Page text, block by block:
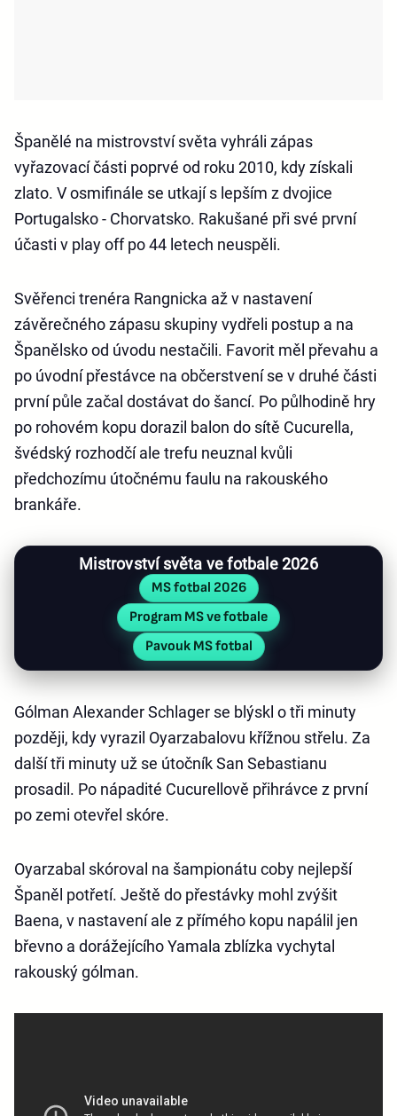
Španělé na mistrovství světa vyhráli zápas
vyřazovací části poprvé od roku 2010, kdy získali
zlato. V osmifinále se utkají s lepším z dvojice
Portugalsko - Chorvatsko. Rakušané při své první
účasti v play off po 44 letech neuspěli.
Svěřenci trenéra Rangnicka až v nastavení
závěrečného zápasu skupiny vydřeli postup a na
Španělsko od úvodu nestačili. Favorit měl převahu a
po úvodní přestávce na občerstvení se v druhé části
první půle začal dostávat do šancí. Po půlhodině hry
po rohovém kopu dorazil balon do sítě Cucurella,
švédský rozhodčí ale trefu neuznal kvůli
předchozímu útočnému faulu na rakouského
brankáře.
Mistrovství světa ve fotbale 2026
MS fotbal 2026
Program MS ve fotbale
Pavouk MS fotbal
Gólman Alexander Schlager se blýskl o tři minuty
později, kdy vyrazil Oyarzabalovu křížnou střelu. Za
další tři minuty už se útočník San Sebastianu
prosadil. Po nápadité Cucurellově přihrávce z první
po zemi otevřel skóre.
Oyarzabal skóroval na šampionátu coby nejlepší
Španěl potřetí. Ještě do přestávky mohl zvýšit
Baena, v nastavení ale z přímého kopu napálil jen
břevno a dorážejícího Yamala zblízka vychytal
rakouský gólman.